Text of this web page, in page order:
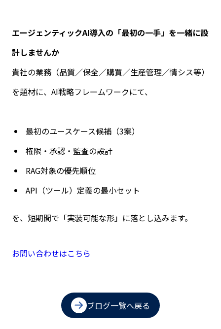
エージェンティックAI導入の「最初の一手」を一緒に設
計しませんか
貴社の業務（品質／保全／購買／生産管理／情シス等）
を題材に、 AI戦略フレームワークにて、
最初のユースケース候補（3案）
権限・承認・監査の設計
RAG対象の優先順位
API （ツール）定義の最小セット
を、短期間で「実装可能な形」に落とし込みます。
お問い合わせはこちら
ブログ一覧へ戻る